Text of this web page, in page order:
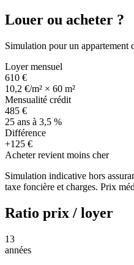
Louer ou acheter ?
Simulation pour un appartement
Loyer mensuel
610 €
10,2 €/m² × 60 m²
Mensualité crédit
485 €
25 ans à 3,5 %
Différence
+125 €
Acheter revient moins cher
Simulation indicative hors
taxe foncière et charges. Prix
Ratio prix / loyer
13
années